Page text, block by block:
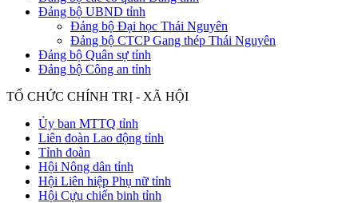
Đảng bộ UBND tỉnh
Đảng bộ Đại học Thái Nguyên
Đảng bộ CTCP Gang thép Thái Nguyên
Đảng bộ Quân sự tỉnh
Đảng bộ Công an tỉnh
TỔ CHỨC CHÍNH TRỊ - XÃ HỘI
Ủy ban MTTQ tỉnh
Liên đoàn Lao động tỉnh
Tỉnh đoàn
Hội Nông dân tỉnh
Hội Liên hiệp Phụ nữ tỉnh
Hội Cựu chiến binh tỉnh